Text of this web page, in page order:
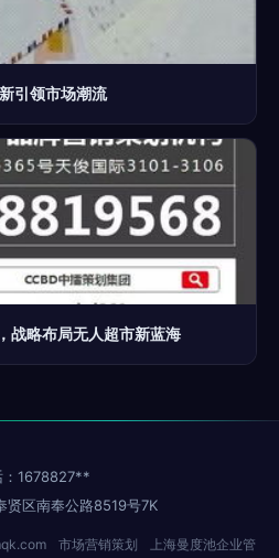
引领市场潮流
战略布局无人超市新蓝海
：1678827**
贤区南奉公路8519号7K
市场营销策划
上海曼度池企业管